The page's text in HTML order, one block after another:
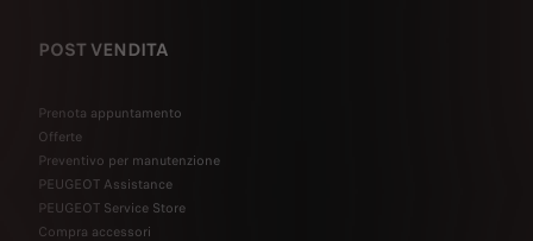
POST VENDITA
Prenota appuntamento
Offerte
Preventivo per manutenzione
PEUGEOT Assistance
PEUGEOT Service Store
Compra accessori